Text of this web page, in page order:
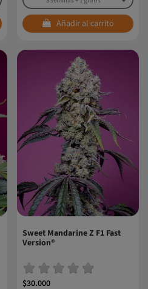
Añadir al carrito
Sweet Mandarine Z F1 Fast
Version®
$30.000